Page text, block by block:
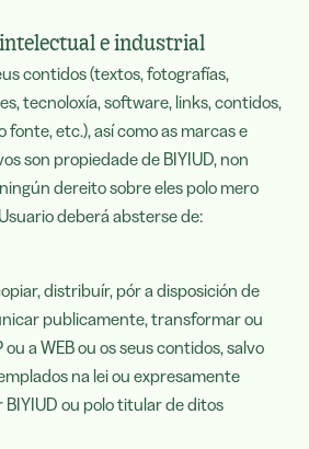
e industrial
contidos (textos, fotografías,
tecnoloxía, software, links, contidos,
fonte, etc.), así como as marcas e
son propiedade de BIYIUD, non
dereito sobre eles polo mero
deberá absterse de:
distribuír, pór a disposición de
publicamente, transformar ou
a WEB ou os seus contidos, salvo
na lei ou expresamente
ou polo titular de ditos